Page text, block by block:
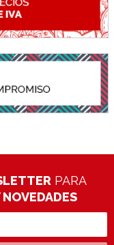
PARA
NOVEDADES